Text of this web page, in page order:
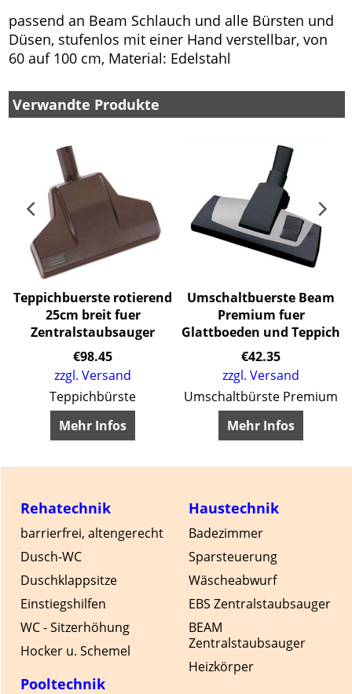
passend an Beam Schlauch und alle Bürsten und
Düsen, stufenlos mit einer Hand verstellbar, von
60 auf 100 cm, Material: Edelstahl
Verwandte Produkte
Teppichbuerste rotierend
25cm breit fuer
Zentralstaubsauger
€98.45
zzgl. Versand
Teppichbürste
Mehr Infos
Umschaltbuerste Beam
Premium fuer
Glattboeden und Teppich
€42.35
zzgl. Versand
Umschaltbürste Premium
Mehr Infos
Haustechnik
Badezimmer
Sparsteuerung
Wäscheabwurf
EBS Zentralstaubsauger
BEAM
Zentralstaubsauger
Heizkörper
Rehatechnik
barrierfrei, altengerecht
Dusch-WC
Duschklappsitze
Einstiegshilfen
WC - Sitzerhöhung
Hocker u. Schemel
Pooltechnik